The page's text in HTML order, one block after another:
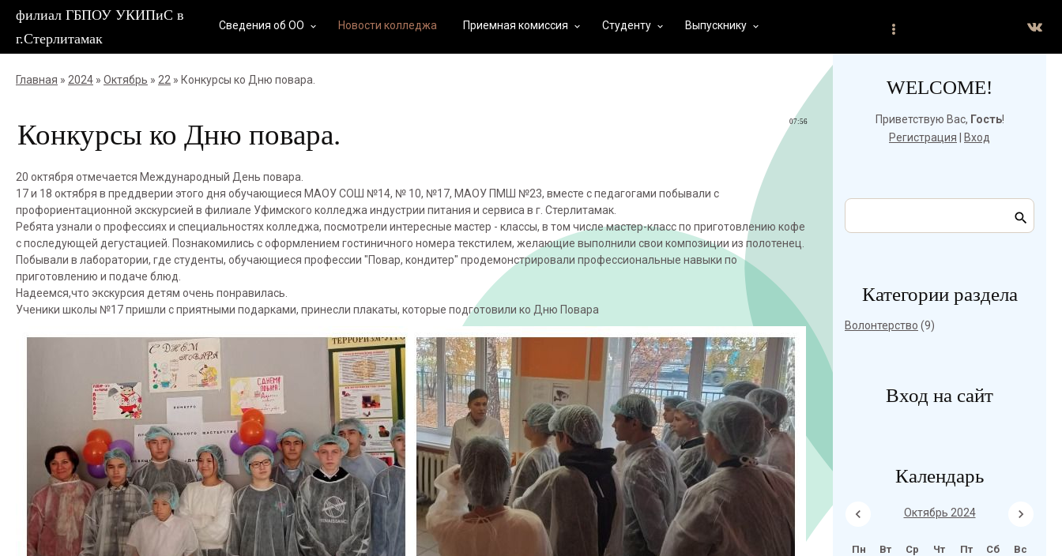
филиал ГБПОУ УКИПиС в
г.Стерлитамак
Сведения об ОО keyboard_arrow_down Новости колледжа Приемная комиссия keyboard_arrow_down Студенту keyboard_arrow_down Выпускнику keyboard_arrow_down
Главная » 2024 » Октябрь » 22 » Конкурсы ко Дню повара.
07:56
Конкурсы ко Дню повара.
20 октября отмечается Международный День повара.
17 и 18 октября в преддверии этого дня обучающиеся МАОУ СОШ №14, № 10, №17, МАОУ ПМШ №23, вместе с педагогами побывали с
профориентационной экскурсией в филиале Уфимского колледжа индустрии питания и сервиса в г. Стерлитамак.
Ребята узнали о профессиях и специальностях колледжа, посмотрели интересные мастер - классы, в том числе мастер-класс по приготовлению кофе
с последующей дегустацией. Познакомились с оформлением гостиничного номера текстилем, желающие выполнили свои композиции из полотенец.
Побывали в лаборатории, где студенты, обучающиеся профессии "Повар, кондитер" продемонстрировали профессиональные навыки по
приготовлению и подаче блюд.
Надеемся,что экскурсия детям очень понравилась.
Ученики школы №17 пришли с приятными подарками, принесли плакаты, которые подготовили ко Дню Повара
WELCOME!
Приветствую Вас, Гость!
Регистрация
Вход
Категории раздела
Волонтерство (9)
Вход на сайт
Календарь
Октябрь 2024
Пн Вт Ср Чт Пт Сб Вс